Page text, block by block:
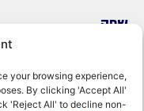
your browsing experience,
By clicking 'Accept All'
'Reject All' to decline non-
שפה